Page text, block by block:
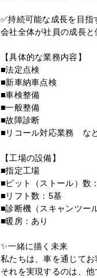
✅持続可能な成長を目指
会社全体が社員の成長と
【具体的な業務内容】
■法定点検
■新車納車点検
■車検整備
■一般整備
■故障診断
■リコール対応業務 な
【工場の設備】
■指定工場
■ピット（ストール）数
■リフト数：5基
■診断機（スキャンツー
■暖房：あり
✨一緒に描く未来
私たちは、車を通じて
それを実現するのは、他